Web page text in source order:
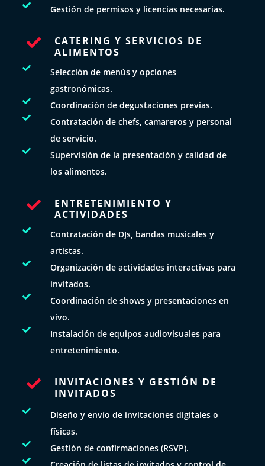
 Gestión de permisos y licencias necesarias.

CATERING Y SERVICIOS DE
ALIMENTOS

Selección de menús y opciones
gastronómicas.
 Coordinación de degustaciones previas.

Contratación de chefs, camareros y personal
de servicio.

Supervisión de la presentación y calidad de
los alimentos.

ENTRETENIMIENTO Y
ACTIVIDADES

Contratación de DJs, bandas musicales y
artistas.

Organización de actividades interactivas para
invitados.

Coordinación de shows y presentaciones en
vivo.

Instalación de equipos audiovisuales para
entretenimiento.

INVITACIONES Y GESTIÓN DE
INVITADOS

Diseño y envío de invitaciones digitales o
físicas.
 Gestión de confirmaciones (RSVP).
